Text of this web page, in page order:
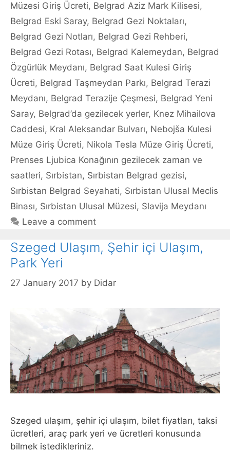
Müzesi Giriş Ücreti, Belgrad Aziz Mark Kilisesi,
Belgrad Eski Saray, Belgrad Gezi Noktaları,
Belgrad Gezi Notları, Belgrad Gezi Rehberi,
Belgrad Gezi Rotası, Belgrad Kalemeydan, Belgrad
Özgürlük Meydanı, Belgrad Saat Kulesi Giriş
Ücreti, Belgrad Taşmeydan Parkı, Belgrad Terazi
Meydanı, Belgrad Terazije Çeşmesi, Belgrad Yeni
Saray, Belgrad’da gezilecek yerler, Knez Mihailova
Caddesi, Kral Aleksandar Bulvarı, Nebojša Kulesi
Müze Giriş Ücreti, Nikola Tesla Müze Giriş Ücreti,
Prenses Ljubica Konağının gezilecek zaman ve
saatleri, Sırbistan, Sırbistan Belgrad gezisi,
Sırbistan Belgrad Seyahati, Sırbistan Ulusal Meclis
Binası, Sırbistan Ulusal Müzesi, Slavija Meydanı
Leave a comment
Szeged Ulaşım, Şehir içi Ulaşım,
Park Yeri
27 January 2017 by Didar
Szeged ulaşım, şehir içi ulaşım, bilet fiyatları, taksi
ücretleri, araç park yeri ve ücretleri konusunda
bilmek istedikleriniz.